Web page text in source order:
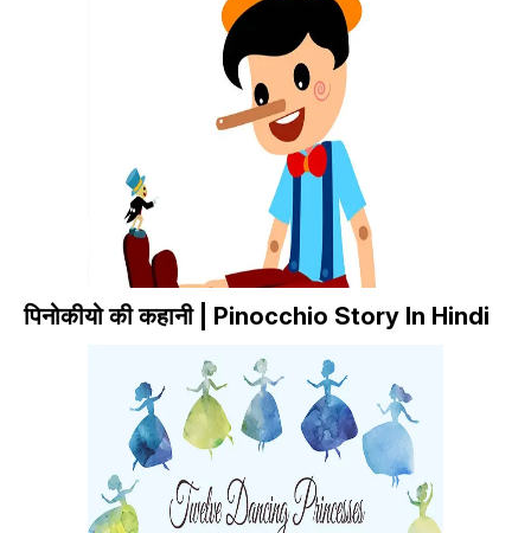
पिनोकीयो की कहानी | Pinocchio Story In Hindi